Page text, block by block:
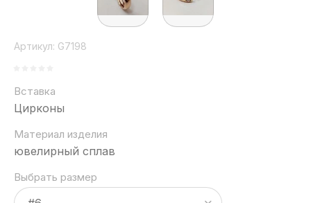
Артикул: G7198
Вставка
Цирконы
Материал изделия
ювелирный сплав
Выбрать размер